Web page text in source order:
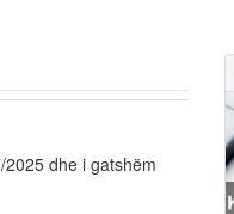
dhe i gatshëm